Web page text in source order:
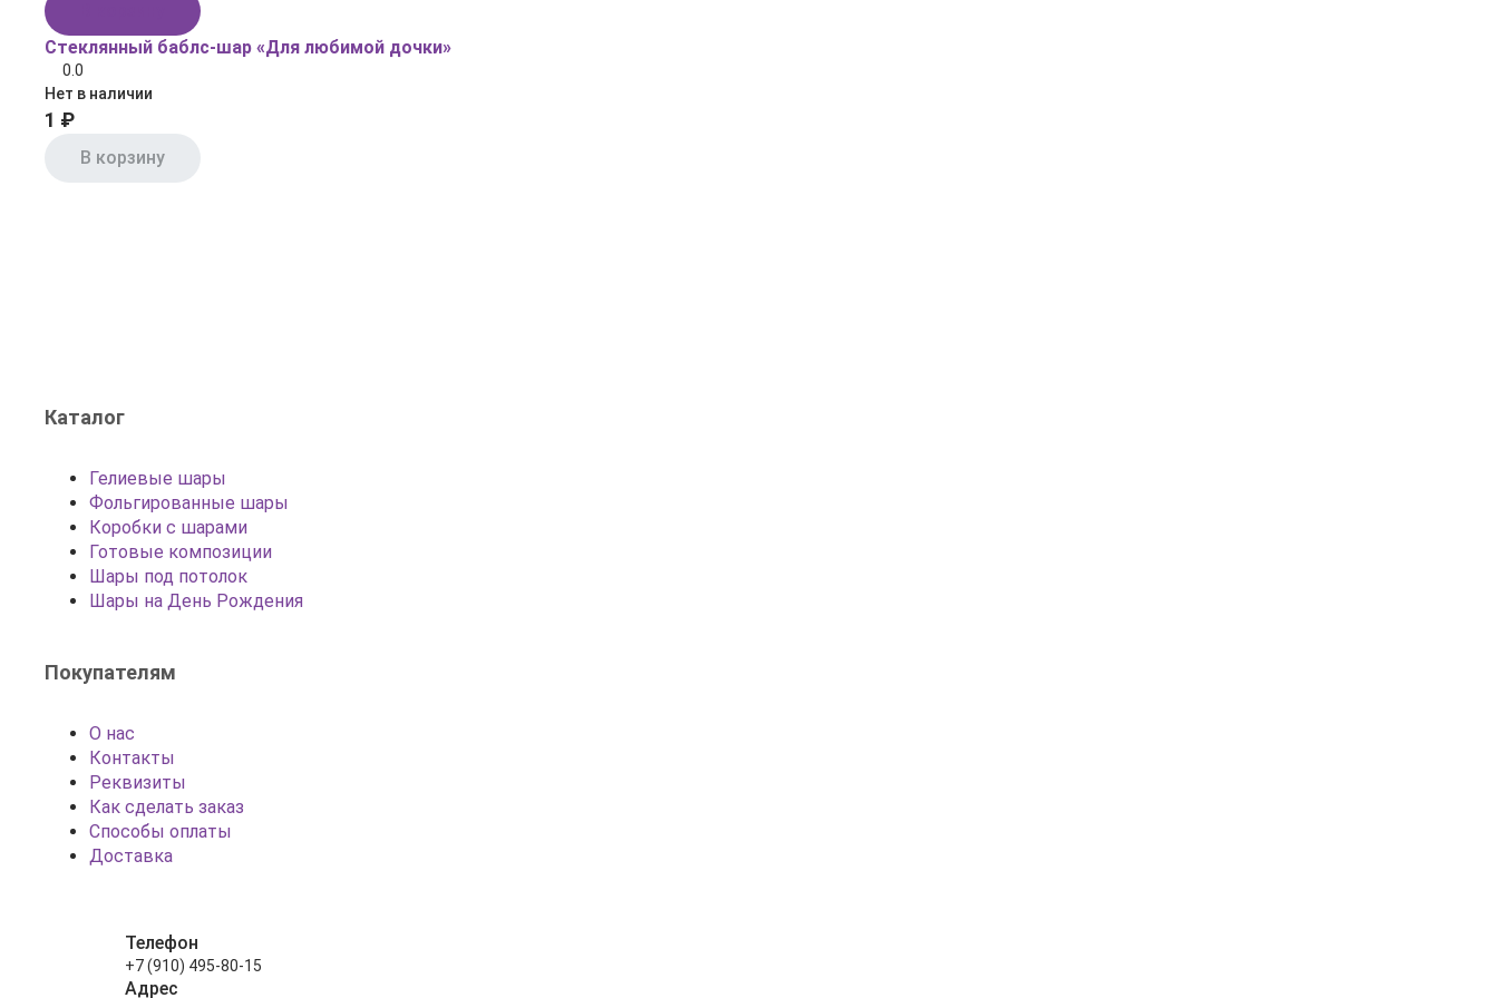
Стеклянный баблс-шар «Для любимой дочки»
0.0
Нет в наличии
1 ₽
В корзину
Каталог
Гелиевые шары
Фольгированные шары
Коробки с шарами
Готовые композиции
Шары под потолок
Шары на День Рождения
Покупателям
О нас
Контакты
Реквизиты
Как сделать заказ
Способы оплаты
Доставка
Телефон
+7 (910) 495-80-15
Адрес